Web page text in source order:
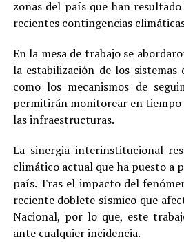
zonas del país que han
recientes contingencias
En la mesa de trabajo se
la estabilización de los sistemas
como los mecanismos de
permitirán monitorear en tiempo
las infraestructuras.
La sinergia interinstitucional
climático actual que ha puesto a
país. Tras el impacto del
reciente doblete sísmico que
Nacional, por lo que, este
ante cualquier incidencia.